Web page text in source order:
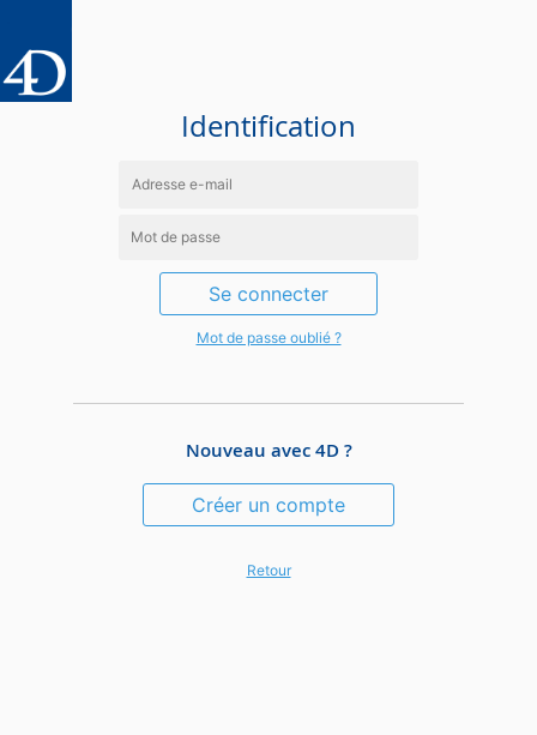
Identification
Se connecter
Mot de passe oublié ?
Nouveau avec 4D ?
Créer un compte
Retour